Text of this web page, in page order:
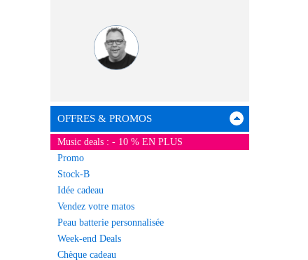
OFFRES & PROMOS
Music deals : - 10 % EN PLUS
Promo
Stock-B
Idée cadeau
Vendez votre matos
Peau batterie personnalisée
Week-end Deals
Chèque cadeau